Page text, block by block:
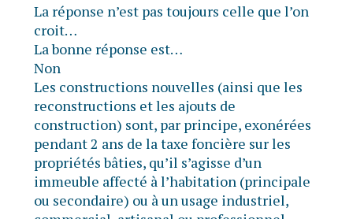
La réponse n’est pas toujours celle que l’on
croit…
La bonne réponse est…
Non
Les constructions nouvelles (ainsi que les
reconstructions et les ajouts de
construction) sont, par principe, exonérées
pendant 2 ans de la taxe foncière sur les
propriétés bâties, qu’il s’agisse d’un
immeuble affecté à l’habitation (principale
ou secondaire) ou à un usage industriel,